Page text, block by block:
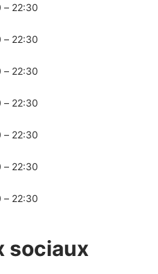
– 22:30
– 22:30
– 22:30
– 22:30
– 22:30
– 22:30
– 22:30
sociaux